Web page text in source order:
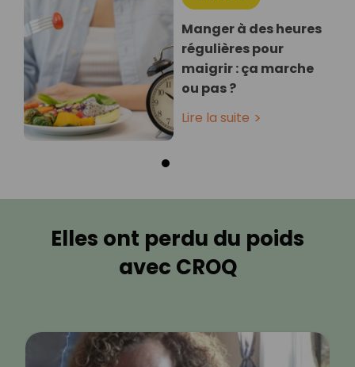
Manger à des heures
régulières pour
maigrir : ça marche
ou pas ?
Lire la suite
Elles ont perdu du poids
avec CROQ